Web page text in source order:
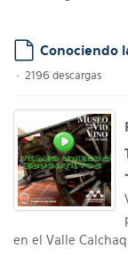
default
Conociendo
2196 descargas
en el Valle